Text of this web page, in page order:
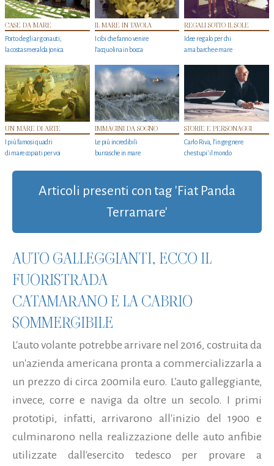
CASE DA MARE
Porto degli argonauti,
la costa smeralda jonica
IL MARE IN TAVOLA
I cibi che fanno venire
l’acquolina in bocca
REGALI SOTTO IL SOLE
Idee regalo per chi
ama barche e mare
UN MARE DI ARTE
I più famosi quadri
di mare copiati per voi
IMMAGINI DA SOGNO
Le più incredibili
burrasche in mare
STORIE E PERSONAGGI
Carlo Riva, l’ingegnere
che stupi' il mondo
Articoli presenti con tag 'Fiat Panda
Terramare'
AUTO GALLEGGIANTI, ECCO IL
FUORISTRADA
CATAMARANO E LA CABRIO
SOMMERGIBILE
L'auto volante potrebbe arrivare nel 2016, costruita da
un'azienda americana pronta a commercializzarla a
un prezzo di circa 200mila euro. L'auto galleggiante,
invece, corre e naviga da oltre un secolo. I primi
prototipi, infatti, arrivarono all'inizio del 1900 e
culminarono nella realizzazione delle auto anfibie
utilizzate dall'esercito tedesco per provare a